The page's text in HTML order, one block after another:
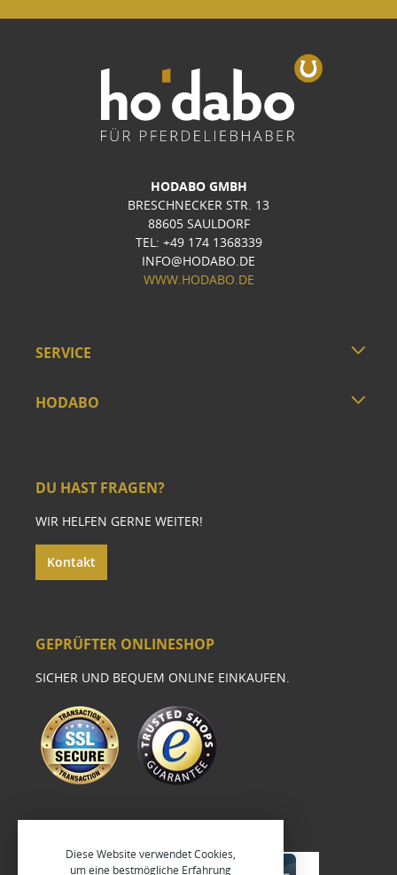
HODABO GMBH
BRESCHNECKER STR. 13
88605 SAULDORF
TEL: +49 174 1368339
INFO@HODABO.DE
WWW.HODABO.DE
SERVICE
HODABO
DU HAST FRAGEN?
WIR HELFEN GERNE WEITER!
Kontakt
GEPRÜFTER ONLINESHOP
SICHER UND BEQUEM ONLINE EINKAUFEN.
Diese Website verwendet Cookies,
um eine bestmögliche Erfahrung